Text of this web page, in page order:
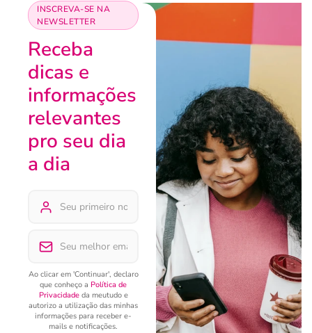
INSCREVA-SE NA
NEWSLETTER
Receba
dicas e
informações
relevantes
pro seu dia
a dia
Ao clicar em 'Continuar', declaro
que conheço a Política de
Privacidadeda meutudo e
autorizo a utilização das minhas
informações para receber e-
mails e notificações.